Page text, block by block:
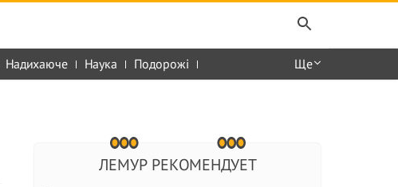
Надихаюче Наука Подорожі Ще
ЛЕМУР РЕКОМЕНДУЕТ